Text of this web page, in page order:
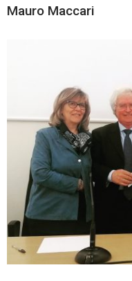
Mauro Maccari